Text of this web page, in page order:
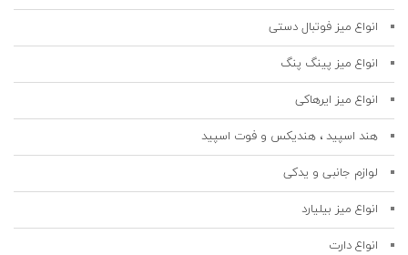
انواع میز فوتبال دستی
انواع میز پینگ پنگ
انواع میز ایرهاکی
هند اسپید ، هندیکس و فوت اسپید
لوازم جانبی و یدکی
انواع میز بیلیارد
انواع دارت